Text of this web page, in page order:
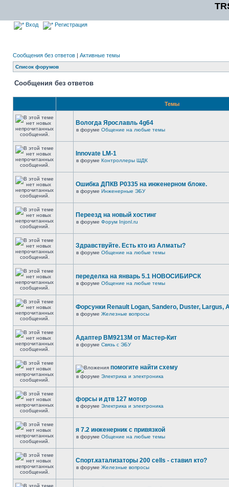
Вход Регистрация
Сообщения без ответов | Активные темы
Список форумов
Сообщения без ответов
Темы
Вологда Ярославль 4g64
в форуме Общение на любые темы
Innovate LM-1
в форуме Контроллеры ШДК
Ошибка ДПКВ Р0335 на инженерном блоке.
в форуме Инженерные ЭБУ
Переезд на новый хостинг
в форуме Форум Injonl.ru
Здравствуйте. Есть кто из Алматы?
в форуме Общение на любые темы
переделка на январь 5.1 НОВОСИБИРСК
в форуме Общение на любые темы
Форсунки Renault Logan, Sandero, Duster, Largus,
в форуме Железные вопросы
Адаптер BM9213M от Мастер-Кит
в форуме Связь с ЭБУ
помогите найти схему
в форуме Электрика и электроника
форсы и дтв 127 мотор
в форуме Электрика и электроника
я 7.2 инженерник с привязкой
в форуме Общение на любые темы
Спорт.катализаторы 200 cells - ставил кто?
в форуме Железные вопросы